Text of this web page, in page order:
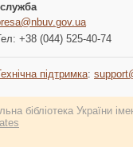
+38 (044) 525-40-74
підтримка:
бібліотека України